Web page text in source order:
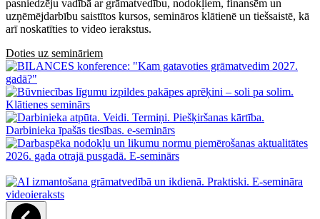
pasniedzēju vadībā ar grāmatvedību, nodokļiem, finansēm un
uzņēmējdarbību saistītos kursos, semināros klātienē un tiešsaistē, kā
arī noskatīties to video ierakstus.
Doties uz semināriem